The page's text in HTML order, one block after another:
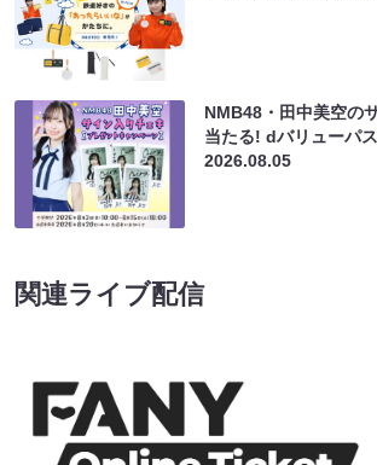
NMB48・田中美空の
当たる! dバリューパ
2026.08.05
関連ライブ配信